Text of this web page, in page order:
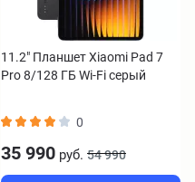
11.2" Планшет Xiaomi Pad 7
Pro 8/128 ГБ Wi-Fi серый
0
35 990 руб. 54 990